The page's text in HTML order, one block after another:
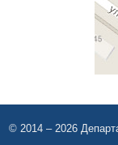
© 2014 – 2026